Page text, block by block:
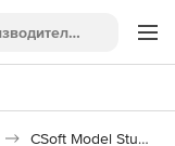
CSoft Model Studio CS Молниезащита